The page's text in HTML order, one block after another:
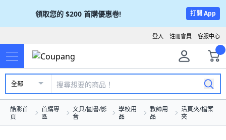
領取您的 $200 首購優惠卷! 打開 App
客服中心
註冊會員
登入
全部
酷澎首
頁
首購專
區
文具/圖書/影
音
學校用
品
教師用
品
活頁夾/檔案
夾